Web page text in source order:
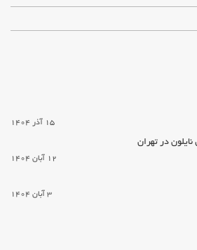
15 آذر 1404
در تهران
12 آبان 1404
3 آبان 1404